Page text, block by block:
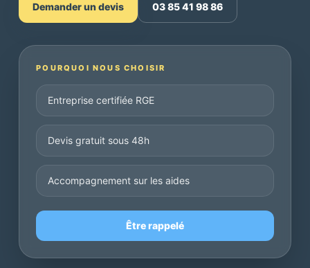
Demander un devis 03 85 41 98 86
POURQUOI NOUS CHOISIR
Entreprise certifiée RGE
Devis gratuit sous 48h
Accompagnement sur les aides
Être rappelé